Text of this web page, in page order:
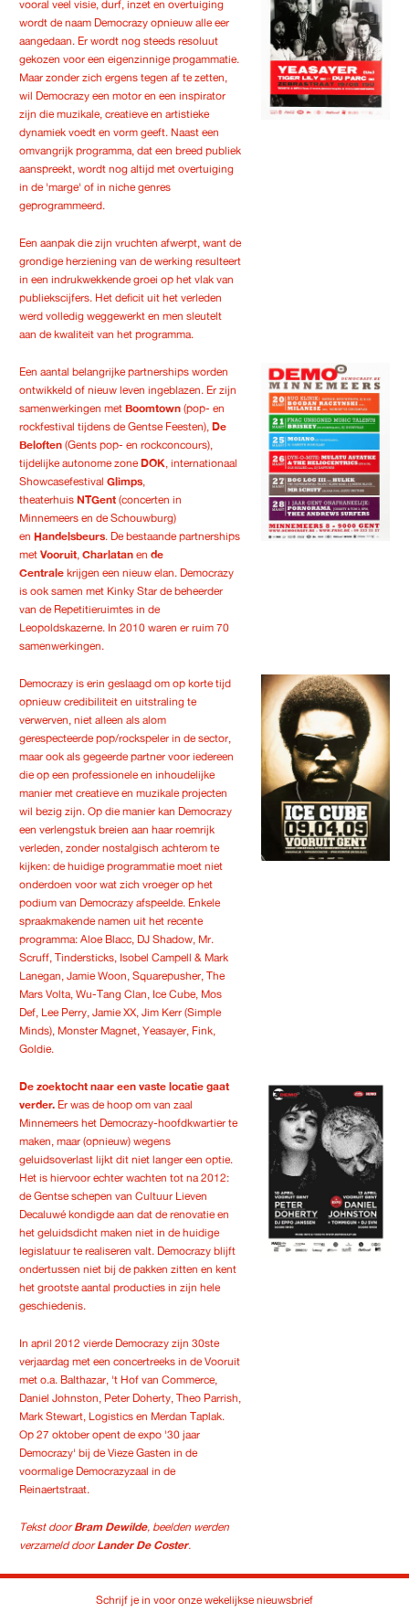
vooral veel visie, durf, inzet en overtuiging
wordt de naam Democrazy opnieuw alle eer
aangedaan. Er wordt nog steeds resoluut
gekozen voor een eigenzinnige progammatie.
Maar zonder zich ergens tegen af te zetten,
wil Democrazy een motor en een inspirator
zijn die muzikale, creatieve en artistieke
dynamiek voedt en vorm geeft. Naast een
omvangrijk programma, dat een breed publiek
aanspreekt, wordt nog altijd met overtuiging
in de 'marge' of in niche genres
geprogrammeerd.
Een aanpak die zijn vruchten afwerpt, want de
grondige herziening van de werking resulteert
in een indrukwekkende groei op het vlak van
publiekscijfers. Het deficit uit het verleden
werd volledig weggewerkt en men sleutelt
aan de kwaliteit van het programma.
Een aantal belangrijke partnerships worden
ontwikkeld of nieuw leven ingeblazen. Er zijn
samenwerkingen met Boomtown(pop- en
rockfestival tijdens de Gentse Feesten), De
Beloften(Gents pop- en rockconcours),
tijdelijke autonome zoneDOK , internationaal
Showcasefestival Glimps,
theaterhuis NTGent(concerten in
Minnemeers en de Schouwburg)
en Handelsbeurs. De bestaande partnerships
met Vooruit, Charlatanen de
Centralekrijgen een nieuw elan. Democrazy
is ook samen met Kinky Star de beheerder
van de Repetitieruimtes in de
Leopoldskazerne. In 2010 waren er ruim 70
samenwerkingen.
Democrazy is erin geslaagd om op korte tijd
opnieuw credibiliteit en uitstraling te
verwerven, niet alleen als alom
gerespecteerde pop/rockspeler in de sector,
maar ook als gegeerde partner voor iedereen
die op een professionele en inhoudelijke
manier met creatieve en muzikale projecten
wil bezig zijn. Op die manier kan Democrazy
een verlengstuk breien aan haar roemrijk
verleden, zonder nostalgisch achterom te
kijken: de huidige programmatie moet niet
onderdoen voor wat zich vroeger op het
podium van Democrazy afspeelde. Enkele
spraakmakende namen uit het recente
programma: Aloe Blacc, DJ Shadow, Mr.
Scruff, Tindersticks, Isobel Campell & Mark
Lanegan, Jamie Woon, Squarepusher, The
Mars Volta, Wu-Tang Clan, Ice Cube, Mos
Def, Lee Perry, Jamie XX, Jim Kerr (Simple
Minds), Monster Magnet, Yeasayer, Fink,
Goldie.
De zoektocht naar een vaste locatie gaat
verder.Er was de hoop om van zaal
Minnemeers het Democrazy-hoofdkwartier te
maken, maar (opnieuw) wegens
geluidsoverlast lijkt dit niet langer een optie.
Het is hiervoor echter wachten tot na 2012:
de Gentse schepen van Cultuur Lieven
Decaluwé kondigde aan dat de renovatie en
het geluidsdicht maken niet in de huidige
legislatuur te realiseren valt. Democrazy blijft
ondertussen niet bij de pakken zitten en kent
het grootste aantal producties in zijn hele
geschiedenis.
In april 2012 vierde Democrazy zijn 30ste
verjaardag met een concertreeks in de Vooruit
met o.a. Balthazar, 't Hof van Commerce,
Daniel Johnston, Peter Doherty, Theo Parrish,
Mark Stewart, Logistics en Merdan Taplak.
Op 27 oktober opent de expo '30 jaar
Democrazy' bij de Vieze Gasten in de
voormalige Democrazyzaal in de
Reinaertstraat.
Tekst doorBram Dewilde, beelden werden
verzameld doorLander De Coster.
Schrijf je in voor onze wekelijkse nieuwsbrief